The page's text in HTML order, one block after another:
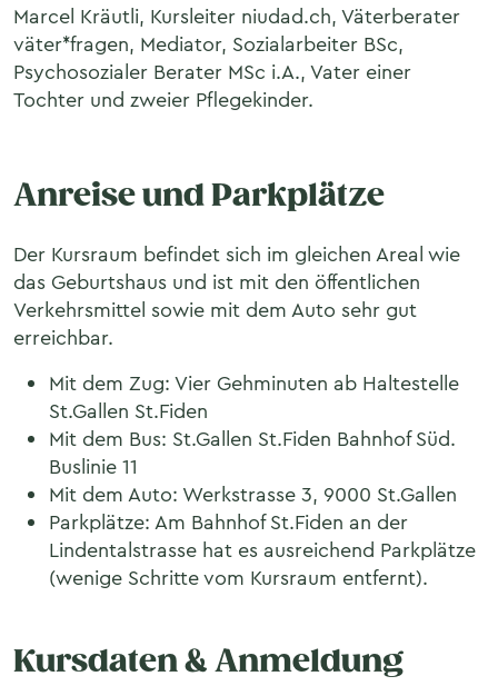
Marcel Kräutli, Kursleiter niudad.ch, Väterberater
väter*fragen, Mediator, Sozialarbeiter BSc,
Psychosozialer Berater MSc i.A., Vater einer
Tochter und zweier Pflegekinder.
Anreise und Parkplätze
Der Kursraum befindet sich im gleichen Areal wie
das Geburtshaus und ist mit den öffentlichen
Verkehrsmittel sowie mit dem Auto sehr gut
erreichbar.
Mit dem Zug: Vier Gehminuten ab Haltestelle
St.Gallen St.Fiden
Mit dem Bus: St.Gallen St.Fiden Bahnhof Süd.
Buslinie 11
Mit dem Auto: Werkstrasse 3, 9000 St.Gallen
Parkplätze: Am Bahnhof St.Fiden an der
Lindentalstrasse hat es ausreichend Parkplätze
(wenige Schritte vom Kursraum entfernt).
Kursdaten & Anmeldung